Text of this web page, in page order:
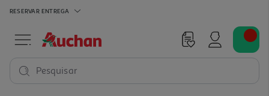
RESERVAR ENTREGA
Pesquisar